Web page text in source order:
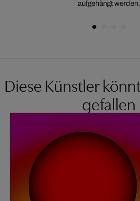
aufgehängt werden.
Diese Künstler
gefallen